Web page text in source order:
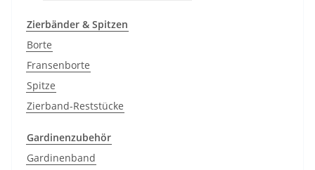
Zierbänder & Spitzen
Borte
Fransenborte
Spitze
Zierband-Reststücke
Gardinenzubehör
Gardinenband